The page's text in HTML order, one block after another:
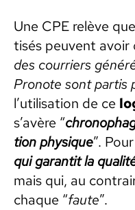
Une CPE relève
tisés peu­vent avoir
des cour­ri­ers
Pronote sont par­tis
l’utilisation de ce
s’avère “
tion physique”.
qui garan­tit la
mais qui, au
chaque “faute”.